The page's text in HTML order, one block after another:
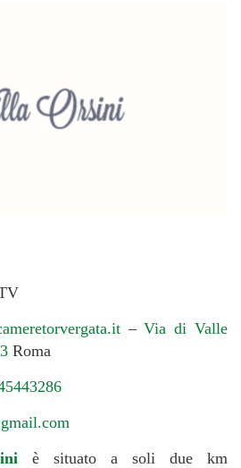
–Via di Valle
Roma
è situato a soli due km